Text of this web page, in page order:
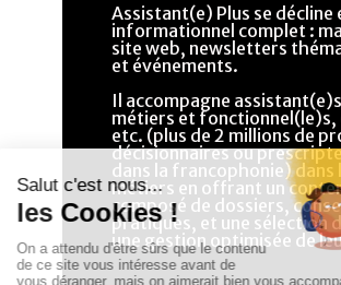
Assistant(e) Plus se décline
informationnel complet :
site web, newsletters
et événements.
Il accompagne
métiers et fonctionnel(le)s,
etc. (plus de 2 millions de
décisionnaires ou
dans la francophonie) dans
métiers en offrant un
composé de dossiers,
pratiques, et une sélection
une gestion optimisée de